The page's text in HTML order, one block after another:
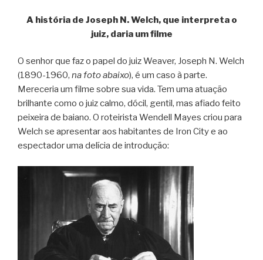
A história de Joseph N. Welch, que interpreta o
juiz, daria um filme
O senhor que faz o papel do juiz Weaver, Joseph N. Welch
(1890-1960, na foto abaixo), é um caso à parte.
Mereceria um filme sobre sua vida. Tem uma atuação
brilhante como o juiz calmo, dócil, gentil, mas afiado feito
peixeira de baiano. O roteirista Wendell Mayes criou para
Welch se apresentar aos habitantes de Iron City e ao
espectador uma delícia de introdução: